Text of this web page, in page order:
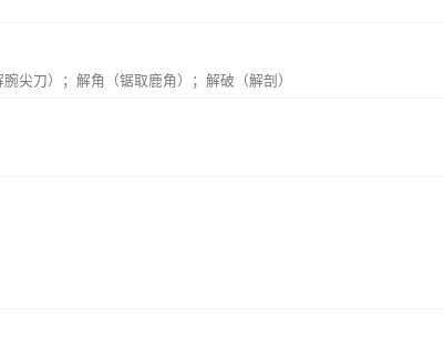
尖刀）；解角（锯取鹿角）；解破（解剖）